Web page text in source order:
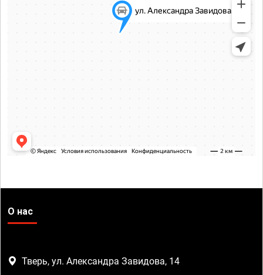
О нас
Тверь, ул. Александра Завидова, 14